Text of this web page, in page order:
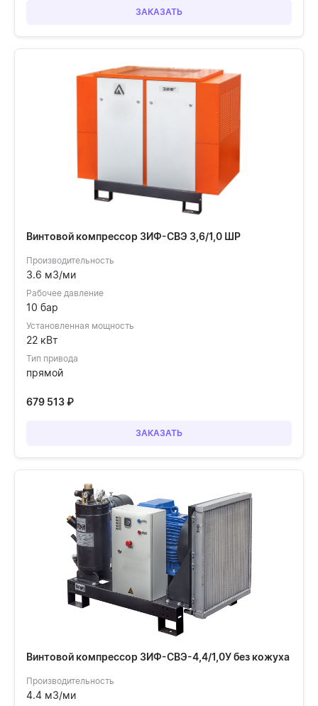
ЗАКАЗАТЬ
Винтовой компрессор ЗИФ-СВЭ 3,6/1,0 ШР
Производительность
3.6 м3/ми
Рабочее давление
10 бар
Установленная мощность
22 кВт
Тип привода
прямой
679 513₽
ЗАКАЗАТЬ
Винтовой компрессор ЗИФ-СВЭ-4,4/1,0У без кожуха
Производительность
4.4 м3/ми